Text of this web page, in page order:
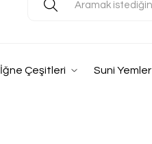
İğne Çeşitleri Suni Yemler